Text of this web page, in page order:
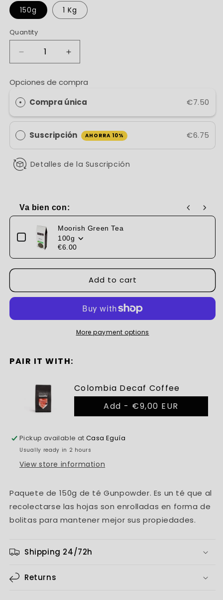
150g 1 Kg
Quantity
Decrease
quantity
for
Gunpowder
Tea
Increase
quantity
Gunpowder
Tea
Opciones de compra
Compra única
€7.50
Suscripción AHORRA 10% €6.75
Detalles de la Suscripción
Va bien con:
Use the Previous and Next buttons to navigate through
Moorish Green Tea
100g
€6.00
Add to cart
More payment options
PAIR IT WITH:
Colombia Decaf Coffee
Add - €9,00 EUR
Pickup available atCasa Eguía
Usually ready in 2 hours
View store information
Paquete de 150g de té Gunpowder. Es un té que al
recolectarse las hojas son enrolladas en forma de
bolitas para mantener mejor sus propiedades.
Shipping 24/72h
Returns